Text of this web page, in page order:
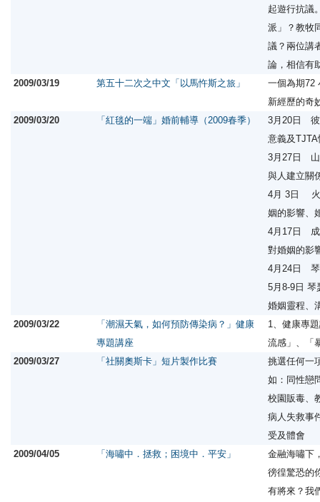
起遊行抗議
派」？教牧
議？兩位講
論，相信有
2009/03/19
第五十二次之中文「以馬忤斯之旅」
一個為期72
新經歷的奇
2009/03/20
「紅毯的一端」婚前輔導（2009春季）
3月20日 彼
意義及
3月27日 山
與人建立關
4月 3日 火
姻的影響、
4月17日 成
對婚姻的影
4月24日 琴
5月8-9日 琴
婚姻靈程、
2009/03/22
「潮濕天氣，如何預防傳染病？」健康
專題講座
1、健康專
流感」、「
2009/03/27
「社關奧斯卡」短片製作比賽
挑選任何一
如：同性戀
校園販毒、
病人失救事
受及體會
2009/04/05
「海嘯中．拯救；困境中．平安」
金融海嘯下
徬徨驚恐的
有將來？我